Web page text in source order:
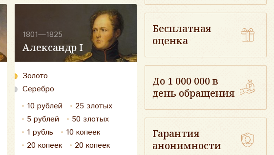
Александр I
1801—1825
Золото
Серебро
10 рублей
25 злотых
5 рублей
50 злотых
1 рубль
10 копеек
20 копеек
20 копеек
Бесплатная
оценка
До 1 000 000 в
день обращения
Гарантия
анонимности